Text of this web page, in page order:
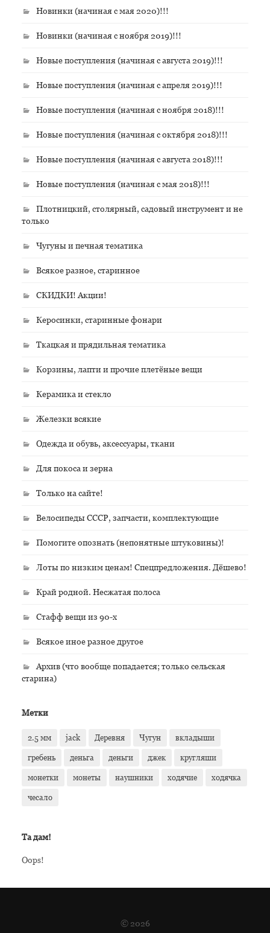
Новинки (начиная с мая 2020)!!!
Новинки (начиная с ноября 2019)!!!
Новые поступления (начиная с августа 2019)!!!
Новые поступления (начиная с апреля 2019)!!!
Новые поступления (начиная с ноября 2018)!!!
Новые поступления (начиная с октября 2018)!!!
Новые поступления (начиная с августа 2018)!!!
Новые поступления (начиная с мая 2018)!!!
Плотницкий, столярный, садовый инструмент и не
только
Чугуны и печная тематика
Всякое разное, старинное
СКИДКИ! Акции!
Керосинки, старинные фонари
Ткацкая и прядильная тематика
Корзины, лапти и прочие плетёные вещи
Керамика и стекло
Железки всякие
Одежда и обувь, аксессуары, ткани
Для покоса и зерна
Только на сайте!
Велосипеды СССР, запчасти, комплектующие
Помогите опознать (непонятные штуковины)!
Лоты по низким ценам! Спецпредложения. Дёшево!
Край родной. Несжатая полоса
Стафф вещи из 90-х
Всякое иное разное другое
Архив (что вообще попадается; только сельская
старина)
Метки
2.5 мм jack Деревня Чугун вкладыши
гребень деньга деньги джек кругляши
монетки монеты наушники ходячие ходячка
чесало
Та дам!
Oops!
© 2026